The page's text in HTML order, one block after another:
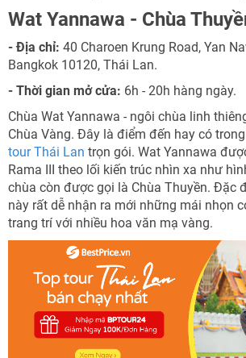
Wat Yannawa - Chùa
- Địa chỉ: 40 Charoen Krung Road, Yan
Bangkok 10120, Thái Lan.
- Thời gian mở cửa: 6h - 20h hàng ngày.
Chùa Wat Yannawa - ngôi chùa linh
Chùa Vàng. Đây là điểm đến hay có
tour Thái Lan trọn gói. Wat Yannawa
Rama III theo lối kiến trúc nhìn xa như
chùa còn được gọi là Chùa Thuyền. Đặc
này rất dễ nhận ra mới những mái nhọn
trang trí với nhiều hoa văn mạ vàng.